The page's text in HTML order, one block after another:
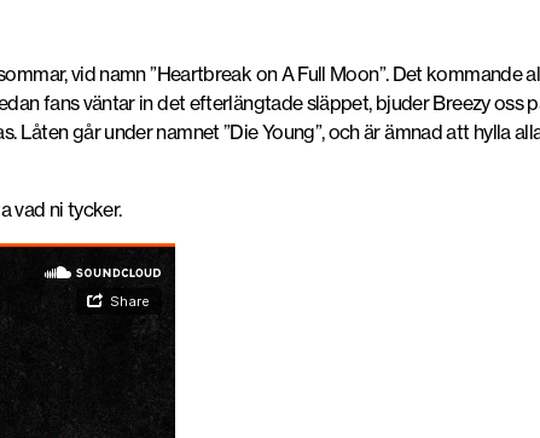
vid namn ”Heartbreak on A Full Moon”. Det kommande
fans väntar in det efterlängtade släppet, bjuder Breezy oss
Låten går under namnet ”Die Young”, och är ämnad att hylla
vad ni tycker.